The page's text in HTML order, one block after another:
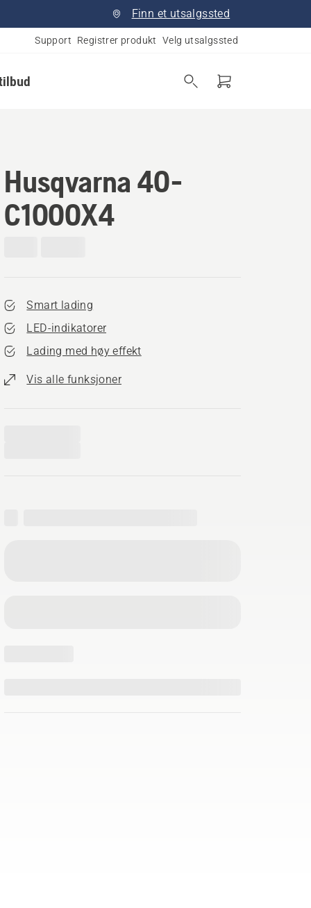
Finn et utsalgssted
Support Registrer produkt Velg utsalgssted
Husqvarna 40-
C1000X4
Smart lading
LED-indikatorer
Lading med høy effekt
Vis alle funksjoner